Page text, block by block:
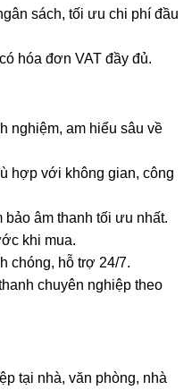
sách, tối ưu chi phí đầu
hóa đơn VAT đầy đủ.
nghiệm, am hiểu sâu về
hợp với không gian, công
bảo âm thanh tối ưu nhất.
khi mua.
chóng, hỗ trợ 24/7.
chuyên nghiệp theo
tại nhà, văn phòng, nhà